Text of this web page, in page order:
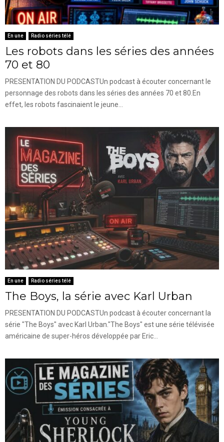
En une Radio séries télé
Les robots dans les séries des années
70 et 80
PRESENTATION DU PODCASTUn podcast à écouter concernant le
personnage des robots dans les séries des années 70 et 80.En
effet, les robots fascinaient le jeune...
En une Radio séries télé
The Boys, la série avec Karl Urban
PRESENTATION DU PODCASTUn podcast à écouter concernant la
série "The Boys" avec Karl Urban."The Boys" est une série télévisée
américaine de super-héros développée par Eric...